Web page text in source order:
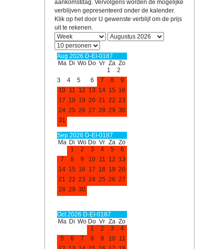
aankomstdag. Vervolgens worden de mogelijke
verblijven gepresenteerd onder de kalender.
Klik op het door U gewenste verblijf om de prijs
uit te rekenen.
Aug 2026 D-EI-0187
Ma Di Wo Do Vr Za Zo
1
2
3
4 5 6 7 8
9
10 11 12 13 14 15 16
17 18 19 20 21 22 23
24 25 26 27 28 29 30
31
Sep 2026 D-EI-0187
Ma Di Wo Do Vr Za Zo
1
2 3 4 5
6
7
8 9 10 11 12 13
14 15 16 17 18 19 20
21 22 23 24 25 26 27
28 29 30
Oct 2026 D-EI-0187
Ma Di Wo Do Vr Za Zo
1
2 3
4
5
6 7 8 9 10 11